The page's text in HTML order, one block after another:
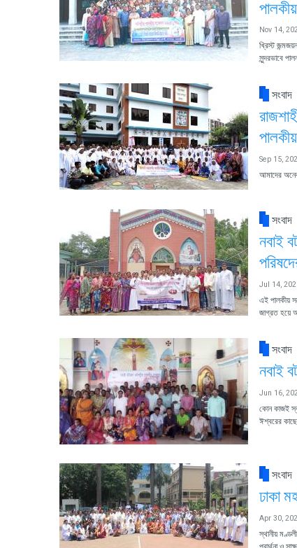
Nov 14,
খ্রিস্ট
সুন্দরভাবে
সংবাদ
Sep 15,
আমাদের
সংবাদ
নবাই
Jul 14,
এই পালকীয়
জাগ্রত হয়ে
সংবাদ
নবাই
Jun 16,
কোন কাজই
ঈশ্বরের
সংবাদ
ঢাকা
Apr 30,
স্থানীয়